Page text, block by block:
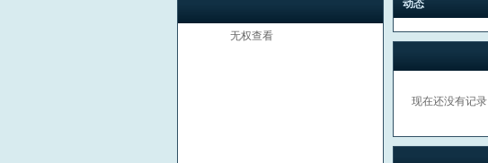
无权查看
动态
现在还没有记录